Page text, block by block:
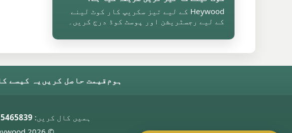
Heywood کے لیے تیز سکریپ کار کوٹ لینے
کے لیے رجسٹریشن اور پوسٹ کوڈ درج کریں۔
ہومقیمت حاصل کریں یہ کیسے
ہمیں کال کریں: